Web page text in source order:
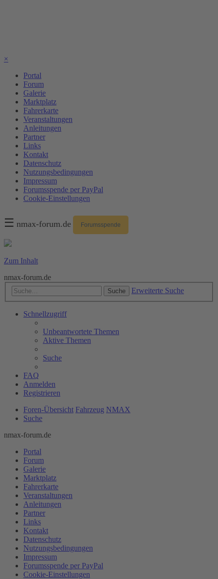
×
Portal
Forum
Galerie
Marktplatz
Fahrerkarte
Veranstaltungen
Anleitungen
Partner
Links
Kontakt
Datenschutz
Nutzungsbedingungen
Impressum
Forumsspende per PayPal
Cookie-Einstellungen
☰ nmax-forum.de Forumsspende
Zum Inhalt
nmax-forum.de
Suche Erweiterte Suche
Schnellzugriff
Unbeantwortete Themen
Aktive Themen
Suche
FAQ
Anmelden
Registrieren
Foren-Übersicht Fahrzeug NMAX
Suche
nmax-forum.de
Portal
Forum
Galerie
Marktplatz
Fahrerkarte
Veranstaltungen
Anleitungen
Partner
Links
Kontakt
Datenschutz
Nutzungsbedingungen
Impressum
Forumsspende per PayPal
Cookie-Einstellungen